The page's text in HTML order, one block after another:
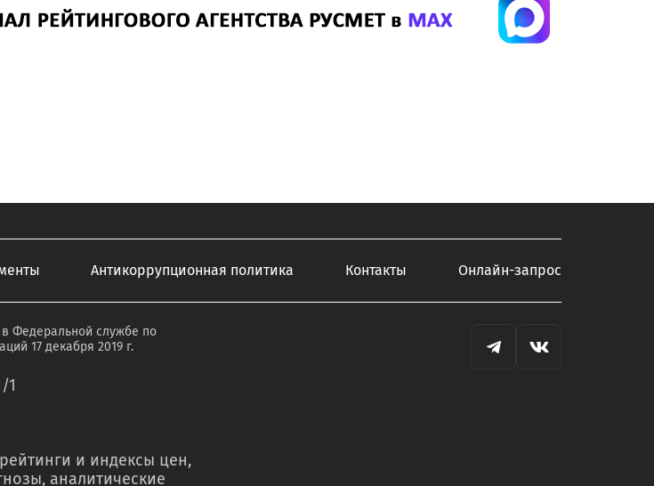
Антикоррупционная политика Контакты Онлайн-запрос
в Федеральной службе по
17 декабря 2019 г.
1
и индексы цен,
аналитические